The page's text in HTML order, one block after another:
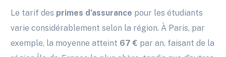
Le tarif des primes d’assurance pour les étudiants
varie considérablement selon la région. À Paris, par
exemple, la moyenne atteint 67 € par an, faisant de la